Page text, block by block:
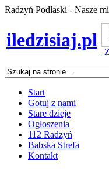
Radzyń Podlaski - Nasze
iledzisiaj.pl
Start
Gotuj z nami
Stare dzieje
Ogłoszenia
112 Radzyń
Babska Strefa
Kontakt